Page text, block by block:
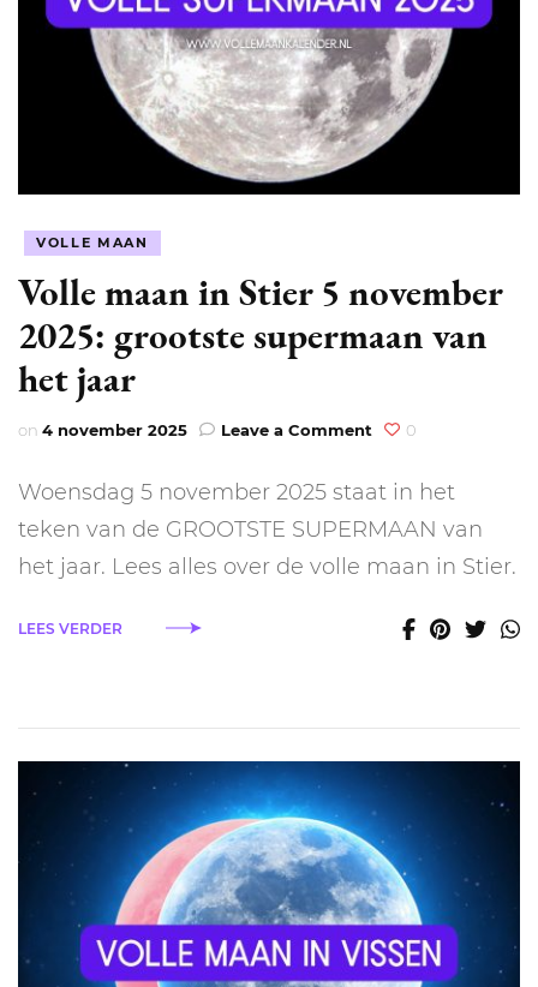
VOLLE MAAN
Volle maan in Stier 5 november
2025: grootste supermaan van
het jaar
on 4 november 2025 Leave a Comment on
in
Stier
november
grootste
supermaan
0
Woensdag 5 november 2025 staat in het
teken van de GROOTSTE SUPERMAAN van
het jaar. Lees alles over de volle maan in Stier.
LEES VERDER